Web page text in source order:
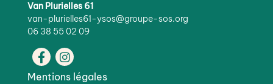
Van Plurielles 61
van-plurielles61-ysos@groupe-sos.org
06 38 55 02 09
Mentions légales